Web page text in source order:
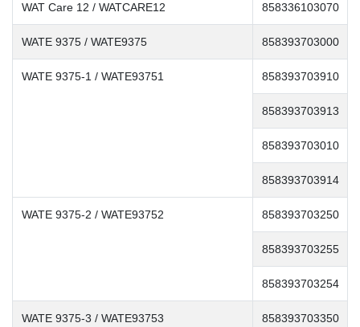
WAT Care 12 / WATCARE12 858336103070
WATE 9375 / WATE9375 858393703000
WATE 9375-1 / WATE93751 858393703910
858393703913
858393703010
858393703914
WATE 9375-2 / WATE93752 858393703250
858393703255
858393703254
WATE 9375-3 / WATE93753 858393703350